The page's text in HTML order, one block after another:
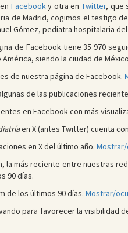
Facebooky otra en Twitter, que
de Madrid, cogimos el testigo
Gómez, pediatra hospitalaria
de Facebook tiene 35 970
siendo la ciudad de
de nuestra página de Facebook.
de las publicaciones
en Facebook con más
en X (antes Twitter) cuenta
en X del último año.
la más reciente entre nuestras
90 días.
de los últimos 90 días. Mostrar/
para favorecer la visibilidad